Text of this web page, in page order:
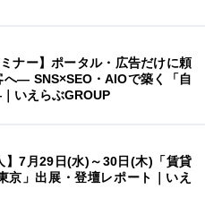
ナー】ポータル・広告だけに頼
へ― SNS×SEO・AIOで築く「自
いえらぶGROUP
】7月29日(水)～30日(木)「賃貸
京」出展・登壇レポート｜いえ